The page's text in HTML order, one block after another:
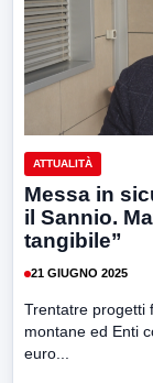
ATTUALITÀ
Messa in
il Sannio.
tangibile”
21 GIUGNO 2025
Trentatre progetti
montane ed Enti
euro...